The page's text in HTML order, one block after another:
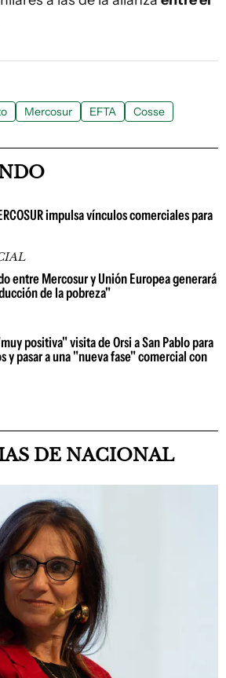
Mercosur EFTA Cosse
impulsa vínculos comerciales para
entre Mercosur y Unión Europea generará
de la pobreza"
positiva" visita de Orsi a San Pablo para
y pasar a una "nueva fase" comercial con
DE NACIONAL